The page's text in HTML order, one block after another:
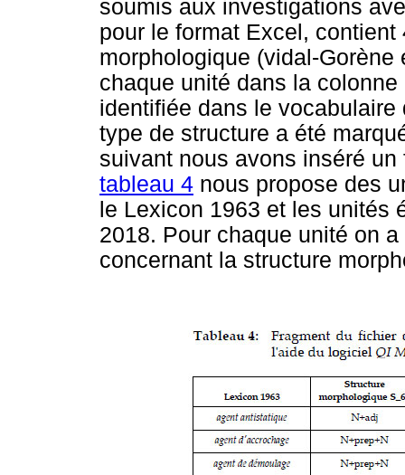
soumis aux investigations
pour le format Excel,
morphologique (vidal-
chaque unité dans la
identifiée dans le
type de structure a été
suivant nous avons inséré
tableau 4 nous propose des
le Lexicon 1963 et les unités
2018. Pour chaque unité on
concernant la structure